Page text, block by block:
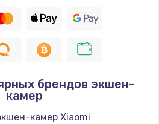
брендов экшен-
камер
камер Xiaomi